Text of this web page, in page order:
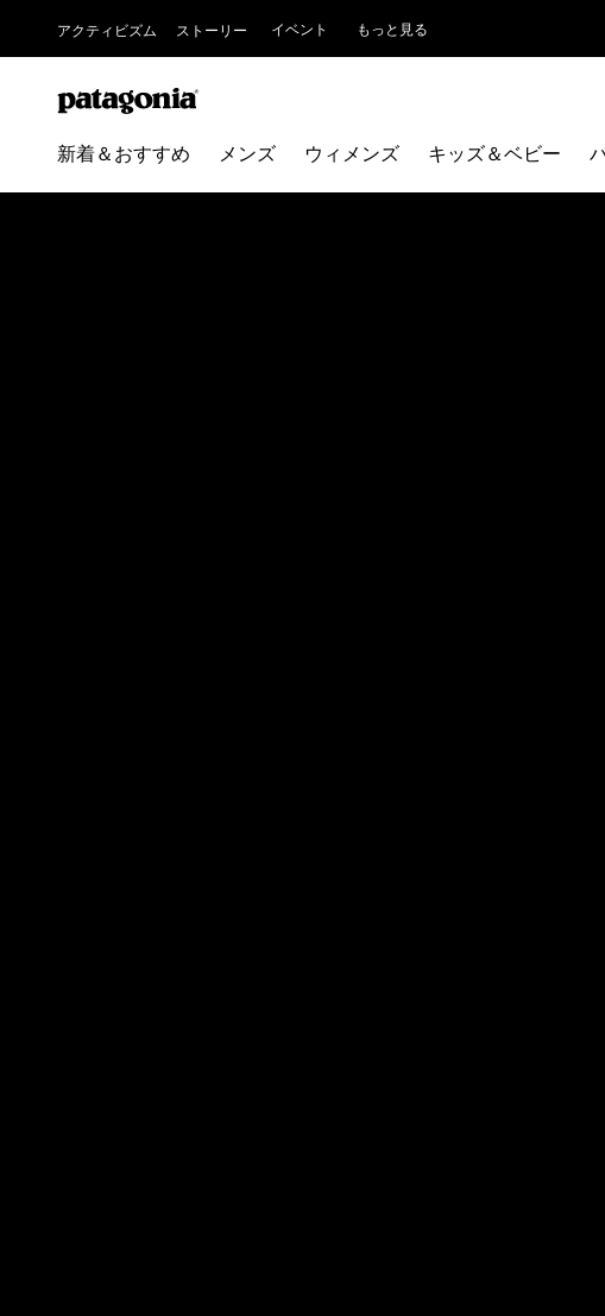
アクティビズム ストーリー イベント もっと見る
新着＆おすすめ メンズ ウィメンズ キッズ＆ベビー